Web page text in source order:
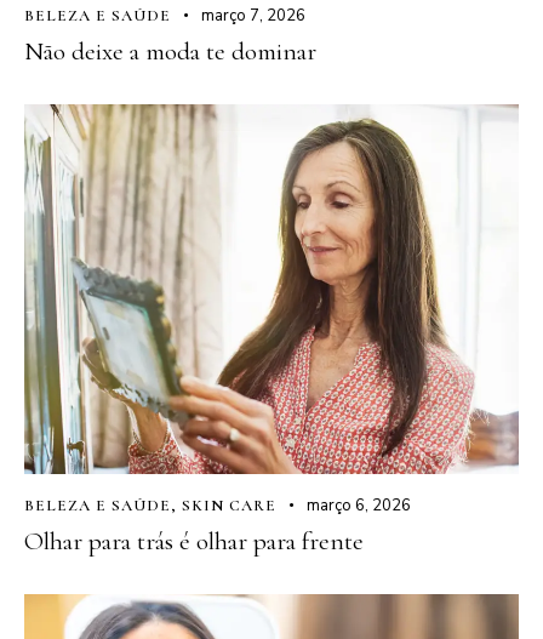
BELEZA E SAÚDE março 7, 2026
Não deixe a moda te dominar
BELEZA E SAÚDE, SKIN CARE março 6, 2026
Olhar para trás é olhar para frente